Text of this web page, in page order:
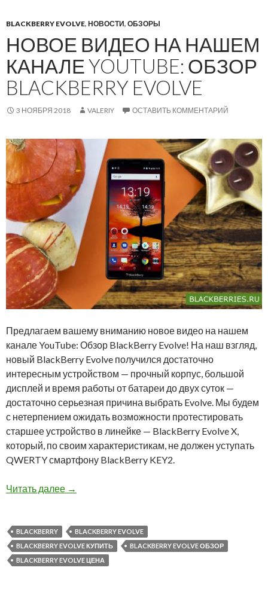
BLACKBERRY EVOLVE, НОВОСТИ, ОБЗОРЫ
НОВОЕ ВИДЕО НА НАШЕМ
КАНАЛЕ YOUTUBE: ОБЗОР
BLACKBERRY EVOLVE
3 НОЯБРЯ 2018 VALERIY ОСТАВИТЬ КОММЕНТАРИЙ
Предлагаем вашему вниманию новое видео на нашем
канале YouTube: Обзор BlackBerry Evolve! На наш взгляд,
новый BlackBerry Evolve получился достаточно
интересным устройством — прочный корпус, большой
дисплей и время работы от батареи до двух суток —
достаточно серьезная причина выбрать Evolve. Мы будем
с нетерпением ожидать возможности протестировать
старшее устройство в линейке — BlackBerry Evolve X,
который, по своим характеристикам, не должен уступать
QWERTY смартфону BlackBerry KEY2.
Читать далее Новое видео на нашем канале YouTube:
→
BLACKBERRY
BLACKBERRY EVOLVE
BLACKBERRY EVOLVE КУПИТЬ
BLACKBERRY EVOLVE ОБЗОР
BLACKBERRY EVOLVE ЦЕНА